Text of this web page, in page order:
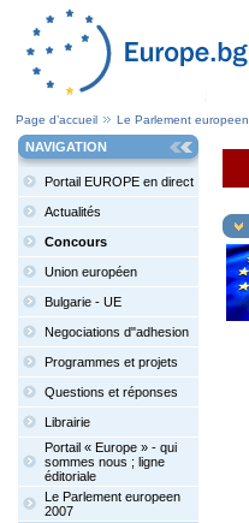
Page d’accueil Le Parlement europeen
NAVIGATION
Portail EUROPE en direct
Actualités
Concours
Union européen
Bulgarie - UE
Negociations d"adhesion
Programmes et projets
Questions et réponses
Librairie
Portail « Europe » - qui
sommes nous ; ligne
éditoriale
Le Parlement europeen
2007